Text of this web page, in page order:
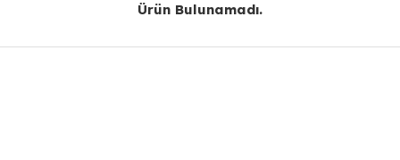
Ürün Bulunamadı.